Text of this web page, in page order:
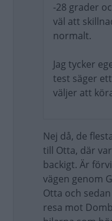
-28 grader
väl att
normalt.
Jag tycker
test säger
väljer att
Nej då, de
till Otta, där
backigt. Är
vägen genom
Otta och
resa mot